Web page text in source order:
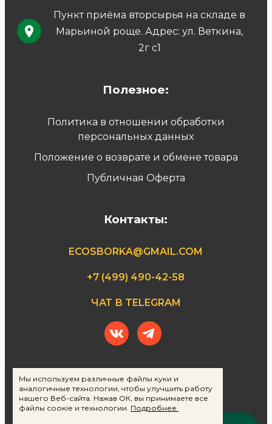
Пункт приёма вторсырья на складе в
Марьиной роще. Адрес: ул. Веткина,
2г с1
Полезное:
Политика в отношении обработки
персональных данных
Положение о возврате и обмене товара
Публичная Оферта
Контакты:
ECOSBORKA@GMAIL.COM
+7 (499) 490-42-58
ЧАТ В TELEGRAM
Поддержать проект
Мы используем различные файлы куки и
аналогичные технологии, чтобы улучшить работу
нашего Веб-сайта. Нажав ОК, вы принимаете все
файлы соокіе и технологии. Подробнее.